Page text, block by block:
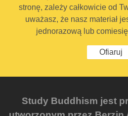
stronę, zależy całkowicie od
uważasz, że nasz materiał
jednorazową lub
Ofiaruj
Study Buddhism jest